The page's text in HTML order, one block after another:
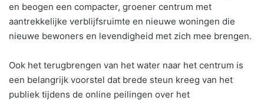
en beogen een compacter, groener centrum met
aantrekkelijke verblijfsruimte en nieuwe woningen die
nieuwe bewoners en levendigheid met zich mee brengen.
Ook het terugbrengen van het water naar het centrum is
een belangrijk voorstel dat brede steun kreeg van het
publiek tijdens de online peilingen over het